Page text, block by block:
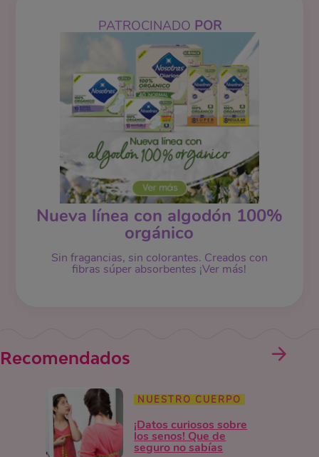
PATROCINADO POR
Nueva línea con algodón 100%
orgánico
Sin fragancias, sin colorantes. Creados con
fibras súper absorbentes ¡Ver más!
Recomendados
NUESTRO CUERPO
¡Datos curiosos sobre
los senos! Que de
seguro no sabías